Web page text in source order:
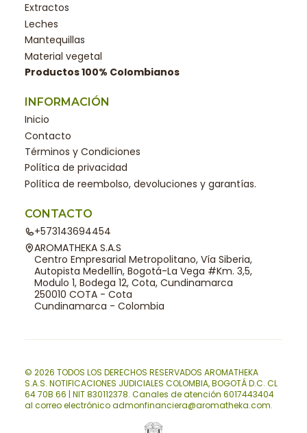
Extractos
Leches
Mantequillas
Material vegetal
Productos 100% Colombianos
INFORMACIÓN
Inicio
Contacto
Términos y Condiciones
Política de privacidad
Política de reembolso, devoluciones y garantías.
CONTACTO
+573143694454
AROMATHEKA S.A.S
Centro Empresarial Metropolitano, Vía Siberia,
Autopista Medellín, Bogotá-La Vega #Km. 3,5,
Modulo 1, Bodega 12, Cota, Cundinamarca
250010 COTA - Cota
Cundinamarca - Colombia
© 2026 TODOS LOS DERECHOS RESERVADOS AROMATHEKA
S.A.S. NOTIFICACIONES JUDICIALES COLOMBIA, BOGOTÁ D.C. CL
64 70B 66 | NIT 830112378. Canales de atención 6017443404
al correo electrónico admonfinanciera@aromatheka.com.